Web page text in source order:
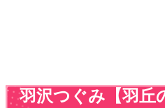
羽沢つぐみ【羽丘